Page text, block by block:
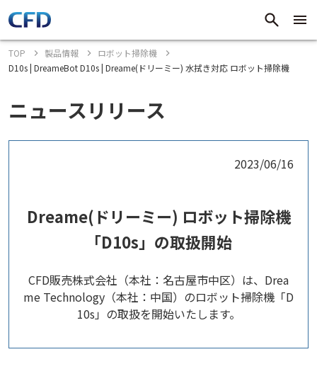
TOP 製品情報
ロボット掃除機
D10s | DreameBot D10s | Dreame(ドリーミー) 水拭き対応 ロボット掃除機
ニュースリリース
2023/06/16
Dreame(ドリーミー) ロボット掃除機
「D10s」の取扱開始
CFD販売株式会社（本社：名古屋市中区）は、Drea
me Technology（本社：中国）のロボット掃除機「D
10s​」の取扱を開始いたします。